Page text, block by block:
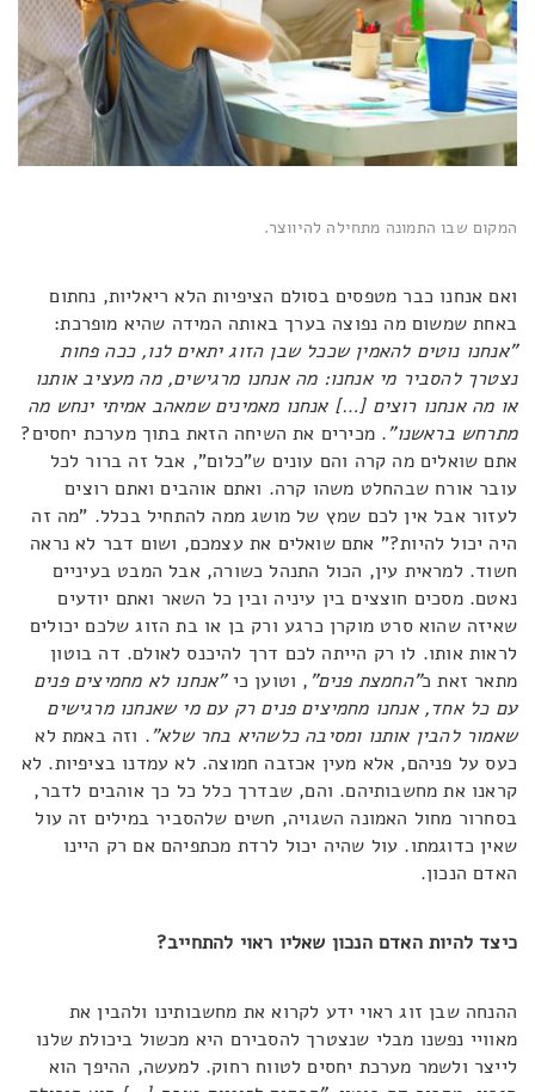
המקום שבו התמונה מתחילה להיווצר.
ואם אנחנו כבר מטפסים בסולם הציפיות הלא ריאליות, נחתום
באחת שמשום מה נפוצה בערך באותה המידה שהיא מופרכת:
"אנחנו נוטים להאמין שככל שבן הזוג יתאים לנו, ככה פחות
נצטרך להסביר מי אנחנו: מה אנחנו מרגישים, מה מעציב אותנו
או מה אנחנו רוצים […] אנחנו מאמינים שמאהב אמיתי ינחש מה
מתרחש בראשנו". מכירים את השיחה הזאת בתוך מערכת יחסים?
אתם שואלים מה קרה והם עונים ש"כלום", אבל זה ברור לכל
עובר אורח שבהחלט משהו קרה. ואתם אוהבים ואתם רוצים
לעזור אבל אין לכם שמץ של מושג ממה להתחיל בכלל. "מה זה
היה יכול להיות?" אתם שואלים את עצמכם, ושום דבר לא נראה
חשוד. למראית עין, הכול התנהל כשורה, אבל המבט בעיניים
נאטם. מסכים חוצצים בין עיניה ובין כל השאר ואתם יודעים
שאיזה שהוא סרט מוקרן כרגע ורק בן או בת הזוג שלכם יכולים
לראות אותו. לו רק הייתה לכם דרך להיכנס לאולם. דה בוטון
מתאר זאת כ"החמצת פנים", וטוען כי"אנחנו לא מחמיצים פנים
עם כל אחד, אנחנו מחמיצים פנים רק עם מי שאנחנו מרגישים
שאמור להבין אותנו ומסיבה כלשהיא בחר שלא". וזה באמת לא
כעס על פניהם, אלא מעין אכזבה חמוצה. לא עמדנו בציפיות. לא
קראנו את מחשבותיהם. והם, שבדרך כלל כל כך אוהבים לדבר,
בסחרור מחול האמונה השגויה, חשים שלהסביר במילים זה עול
שאין כדוגמתו. עול שהיה יכול לרדת מכתפיהם אם רק היינו
האדם הנכון.
כיצד להיות האדם הנכון שאליו ראוי להתחייב?
ההנחה שבן זוג ראוי ידע לקרוא את מחשבותינו ולהבין את
מאוויי נפשנו מבלי שנצטרך להסבירם היא מכשול ביכולת שלנו
לייצר ולשמר מערכת יחסים לטווח רחוק. למעשה, ההיפך הוא